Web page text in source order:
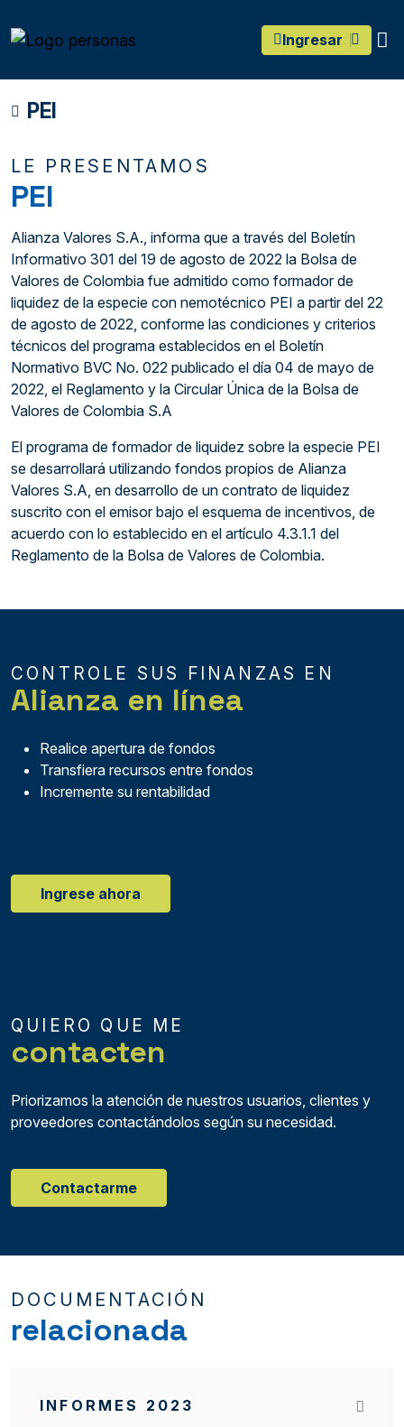
Ingresar
PEI
LE PRESENTAMOS
PEI
Alianza Valores S.A., informa que a través del Boletín
Informativo 301 del 19 de agosto de 2022 la Bolsa de
Valores de Colombia fue admitido como formador de
liquidez de la especie con nemotécnico PEI a partir del 22
de agosto de 2022, conforme las condiciones y criterios
técnicos del programa establecidos en el Boletín
Normativo BVC No. 022 publicado el día 04 de mayo de
2022, el Reglamento y la Circular Única de la Bolsa de
Valores de Colombia S.A
El programa de formador de liquidez sobre la especie PEI
se desarrollará utilizando fondos propios de Alianza
Valores S.A, en desarrollo de un contrato de liquidez
suscrito con el emisor bajo el esquema de incentivos, de
acuerdo con lo establecido en el artículo 4.3.1.1 del
Reglamento de la Bolsa de Valores de Colombia.
CONTROLE SUS FINANZAS EN
Alianza en línea
Realice apertura de fondos
Transfiera recursos entre fondos
Incremente su rentabilidad
Ingrese ahora
QUIERO QUE ME
contacten
Priorizamos la atención de nuestros usuarios, clientes y
proveedores contactándolos según su necesidad.
Contactarme
DOCUMENTACIÓN
relacionada
INFORMES 2023